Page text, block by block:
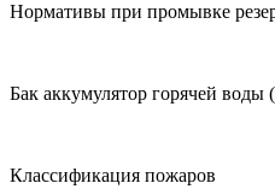
Нормативы при промывке
Бак аккумулятор горячей
Классификация пожаров